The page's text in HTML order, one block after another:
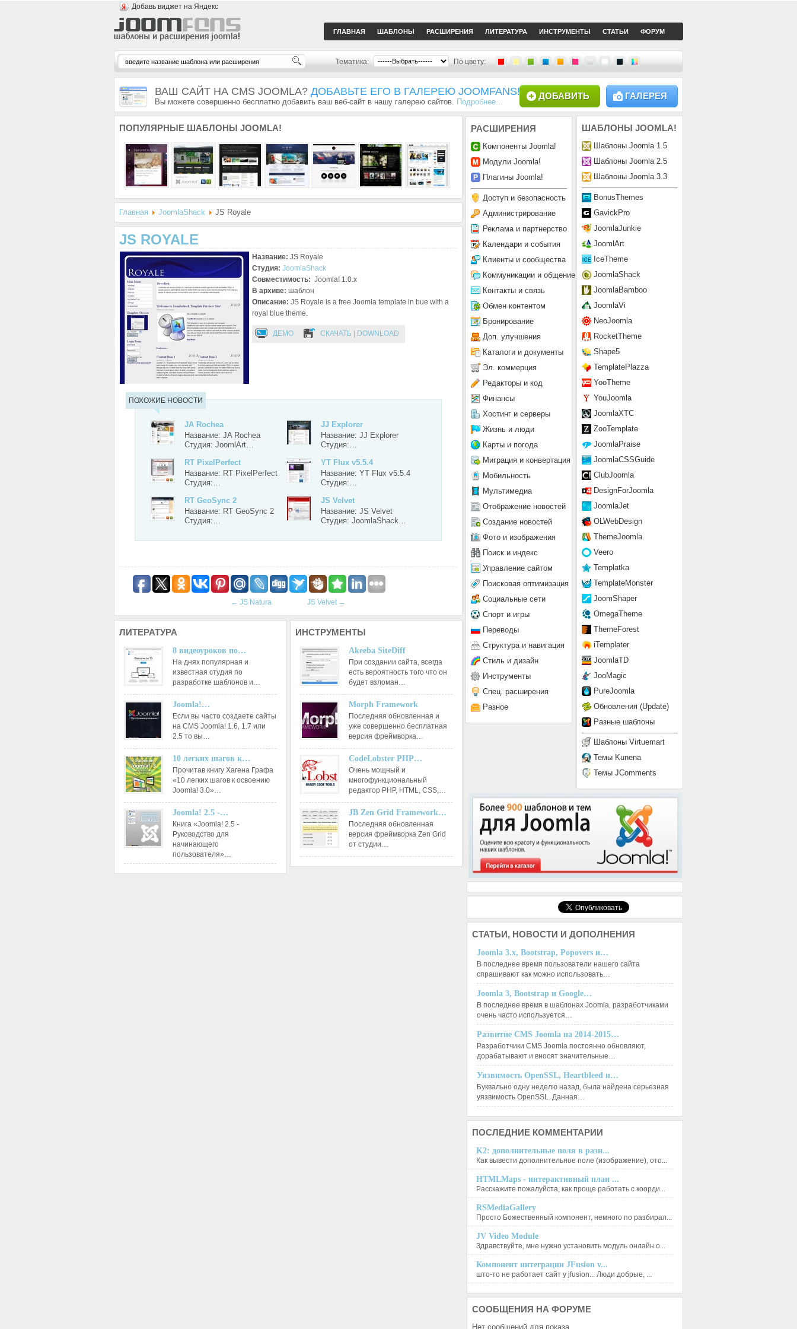
Добавь виджет на Яндекс
ГЛАВНАЯ ШАБЛОНЫ РАСШИРЕНИЯ ЛИТЕРАТУРА ИНСТРУМЕНТЫ СТАТЬИ ФОРУМ
Тематика: По цвету:
ВАШ САЙТ НА CMS JOOMLA? ДОБАВЬТЕ ЕГО В ГАЛЕРЕЮ JOOMFANS!
Вы можете совершенно бесплатно добавить ваш веб-сайт в нашу галерею сайтов. Подробнее...
ГАЛЕРЕЯ
ДОБАВИТЬ
ПОПУЛЯРНЫЕ ШАБЛОНЫ JOOMLA!
Главная JoomlaShack JS Royale
JS ROYALE
Название: JS Royale
Студия: JoomlaShack
Совместимость: Joomla! 1.0.x
В архиве: шаблон
Описание: JS Royale is a free Joomla template in bue with a
royal blue theme.
ДЕМО СКАЧАТЬ | DOWNLOAD
ПОХОЖИЕ НОВОСТИ
JA Rochea
Название: JA Rochea
Студия: JoomlArt…
JJ Explorer
Название: JJ Explorer
Студия:…
RT PixelPerfect
Название: RT PixelPerfect
Студия:…
YT Flux v5.5.4
Название: YT Flux v5.5.4
Студия:…
RT GeoSync 2
Название: RT GeoSync 2
Студия:…
JS Velvet
Название: JS Velvet
Студия: JoomlaShack…
← JS Natura JS Velvet →
ЛИТЕРАТУРА
8 видеоуроков по…
На днях популярная и
известная студия по
разработке шаблонов и…
Joomla!…
Если вы часто создаете сайты
на CMS Joomla! 1.6, 1.7 или
2.5 то вы…
10 легких шагов к…
Прочитав книгу Хагена Графа
«10 легких шагов к освоению
Joomla! 3.0»…
Joomla! 2.5 -…
Книга «Joomla! 2.5 -
Руководство для
начинающего
пользователя»…
ИНСТРУМЕНТЫ
Akeeba SiteDiff
При создании сайта, всегда
есть вероятность того что он
будет взломан…
Morph Framework
Последняя обновленная и
уже совершенно бесплатная
версия фреймворка…
CodeLobster PHP…
Очень мощный и
многофункциональный
редактор РНР, HTML, CSS,…
JB Zen Grid Framework…
Последняя обновленная
версия фреймворка Zen Grid
от студии…
ШАБЛОНЫ JOOMLA!
Шаблоны Joomla 1.5
Шаблоны Joomla 2.5
Шаблоны Joomla 3.3
BonusThemes
GavickPro
JoomlaJunkie
JoomlArt
IceTheme
JoomlaShack
JoomlaBamboo
JoomlaVi
NeoJoomla
RocketTheme
Shape5
TemplatePlazza
YooTheme
YouJoomla
JoomlaXTC
ZooTemplate
JoomlaPraise
JoomlaCSSGuide
ClubJoomla
DesignForJoomla
JoomlaJet
OLWebDesign
ThemeJoomla
Veero
Templatka
TemplateMonster
JoomShaper
OmegaTheme
ThemeForest
iTemplater
JoomlaTD
JooMagic
PureJoomla
Обновления (Update)
Разные шаблоны
Шаблоны Virtuemart
Темы Kunena
Темы JComments
РАСШИРЕНИЯ
Компоненты Joomla!
Модули Joomla!
Плагины Joomla!
Доступ и безопасность
Администрирование
Реклама и партнерство
Календари и события
Клиенты и сообщества
Коммуникации и общение
Контакты и связь
Обмен контентом
Бронирование
Доп. улучшения
Каталоги и документы
Эл. коммерция
Редакторы и код
Финансы
Хостинг и серверы
Жизнь и люди
Карты и погода
Миграция и конвертация
Мобильность
Мультимедиа
Отображение новостей
Создание новостей
Фото и изображения
Поиск и индекс
Управление сайтом
Поисковая оптимизация
Социальные сети
Спорт и игры
Переводы
Структура и навигация
Стиль и дизайн
Инструменты
Спец. расширения
Разное
СТАТЬИ, НОВОСТИ И ДОПОЛНЕНИЯ
Joomla 3.x, Bootstrap, Popovers и…
В последнее время пользователи нашего сайта
спрашивают как можно использовать…
Joomla 3, Bootstrap и Google…
В последнее время в шаблонах Joomla, разработчиками
очень часто используется…
Развитие CMS Joomla на 2014-2015…
Разработчики CMS Joomla постоянно обновляют,
дорабатывают и вносят значительные…
Уязвимость OpenSSL, Heartbleed и…
Буквально одну неделю назад, была найдена серьезная
уязвимость OpenSSL. Данная…
ПОСЛЕДНИЕ КОММЕНТАРИИ
K2: дополнительные поля в разн...
Как вывести дополнительное поле (изображение), ото...
HTMLMaps - интерактивный план ...
Расскажите пожалуйста, как проще работать с коорди...
RSMediaGallery
Просто Божественный компонент, немного по разбирал...
JV Video Module
Здравствуйте, мне нужно установить модуль онлайн о...
Компонент интеграции JFusion v...
што-то не работает сайт у jfusion... Люди добрые, ...
СООБЩЕНИЯ НА ФОРУМЕ
Нет сообщений для показа